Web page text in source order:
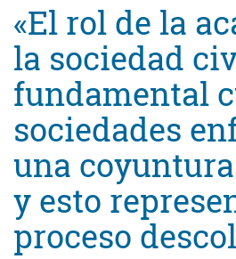
«El rol de la
la sociedad
fundamental
sociedades
una
y esto
proceso